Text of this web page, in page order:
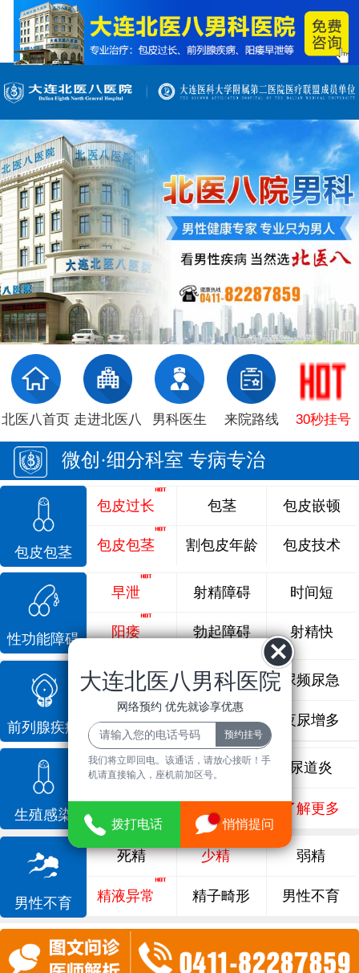
北医八首页 走进北医八 男科医生 来院路线 30秒挂号
微创·细分科室 专病专治
包皮包茎
包皮过长
包皮包茎
包茎
割包皮年龄
包皮嵌顿
包皮技术
性功能障碍
早泄
阳痿
射精障碍
勃起障碍
时间短
射精快
前列腺疾病
前列腺炎 前列腺痛 尿频尿急
前列腺增生 排尿不畅 夜尿增多
生殖感染
龟头炎 睾丸炎 尿道炎
了解更多
男性不育
死精 少精 弱精
精液异常 精子畸形 男性不育
大连北医八男科医院
网络预约 优先就诊享优惠
我们将立即回电。该通话，请放心接听！手
机请直接输入，座机前加区号。
拨打电话 悄悄提问